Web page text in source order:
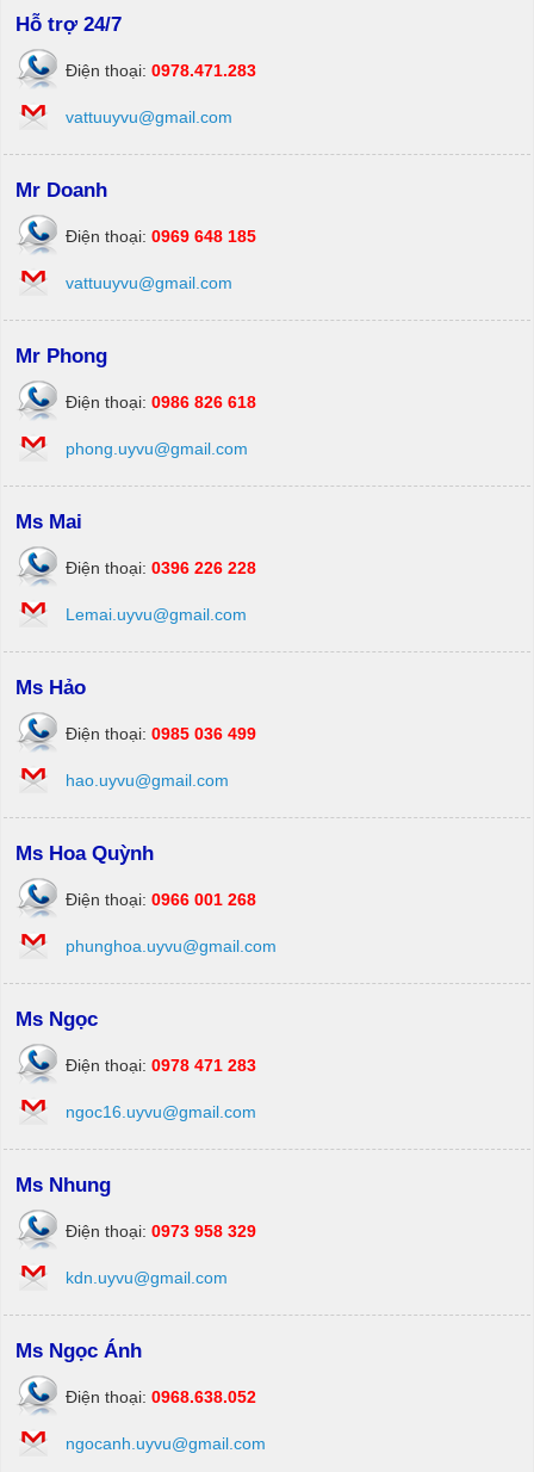
Hỗ trợ 24/7
Điện thoại: 0978.471.283
vattuuyvu@gmail.com
Mr Doanh
Điện thoại: 0969 648 185
vattuuyvu@gmail.com
Mr Phong
Điện thoại: 0986 826 618
phong.uyvu@gmail.com
Ms Mai
Điện thoại: 0396 226 228
Lemai.uyvu@gmail.com
Ms Hảo
Điện thoại: 0985 036 499
hao.uyvu@gmail.com
Ms Hoa Quỳnh
Điện thoại: 0966 001 268
phunghoa.uyvu@gmail.com
Ms Ngọc
Điện thoại: 0978 471 283
ngoc16.uyvu@gmail.com
Ms Nhung
Điện thoại: 0973 958 329
kdn.uyvu@gmail.com
Ms Ngọc Ánh
Điện thoại: 0968.638.052
ngocanh.uyvu@gmail.com